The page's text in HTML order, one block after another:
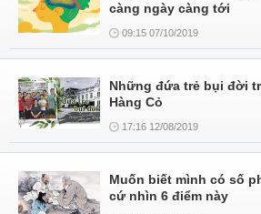
càng ngày càng tới
09:15 07/10/2019
Những đứa trẻ bụi đời
Hàng Cỏ
17:16 12/08/2019
Muốn biết mình có số
cứ nhìn 6 điểm này